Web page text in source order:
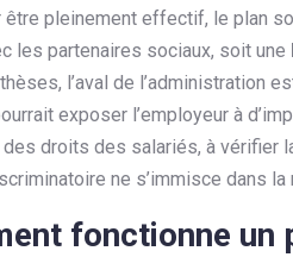
être pleinement effectif, le plan
les partenaires sociaux, soit une
l’aval de l’administration
exposer l’employeur à
droits des salariés, à vérifier
ne s’immisce dans
fonctionne un